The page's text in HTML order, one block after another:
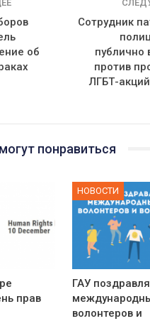
об
Сотрудник
публично
против
ЛГБТ-
понравиться
прав
НОВОСТИ
ГАУ
волонтеров и